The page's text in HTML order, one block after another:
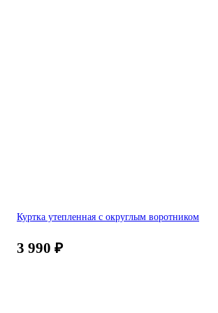
Куртка утепленная с округлым воротником
3 990 ₽